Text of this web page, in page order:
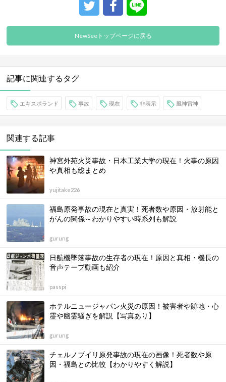
NewSeeトップページに戻る
記事に関連するタグ
エキスポランド 事故 現在 非表示 風神雷神
関連する記事
神宮外苑火災事故・日本工業大学の現在！火事の原因
や真相も総まとめ
yujitake226
福島原発事故の現在と真実！死者数や原因・放射能と
がんの関係～わかりやすい時系列も解説
gurung
日航機墜落事故の生存者の現在！原因と真相・機長の
音声テープ動画も紹介
passpi
ホテルニュージャパン火災の原因！被害者や跡地・心
霊や幽霊騒ぎを解説【写真あり】
gurung
チェルノブイリ原発事故の現在の画像！死者数や原
因・福島との比較【わかりやすく解説】